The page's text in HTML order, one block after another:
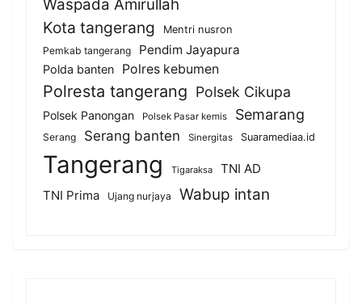
Waspada Amirullah
Kota tangerang
Mentri nusron
Pemkab tangerang
Pendim Jayapura
Polda banten Polres kebumen
Polresta tangerang Polsek Cikupa
Polsek Panongan Polsek Pasar kemis Semarang
Serang Serang banten Sinergitas Suaramediaa.id
Tangerang Tigaraksa
TNI AD
TNI Prima
Ujang nurjaya Wabup intan